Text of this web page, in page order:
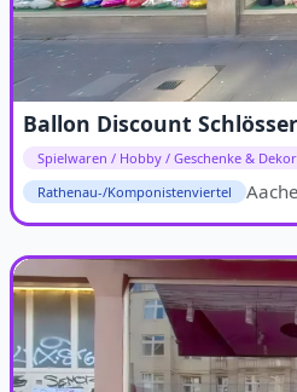
Ballon Discount Schlösser
Spielwaren / Hobby / Geschenke &
Rathenau-/Komponistenviertel